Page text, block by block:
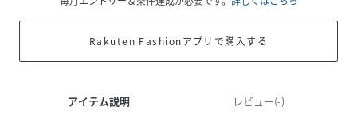
Rakuten Fashionアプリで購入する
アイテム説明 レビュー(-)